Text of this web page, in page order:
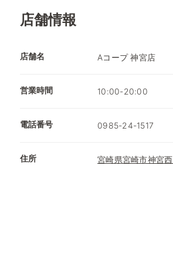
店舗情報
店舗名 Aコープ 神宮店
営業時間 10:00-20:00
電話番号 0985-24-1517
住所 宮崎県宮崎市神宮